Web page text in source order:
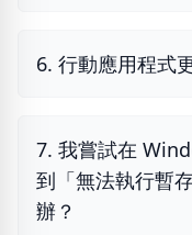
6. 行動應用程式
7. 我嘗試在
到「無法執行暫
辦？